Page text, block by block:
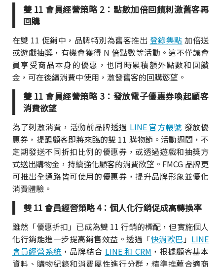
雙 11 會員經營策略 2：點數加倍回饋刺激舊客再
回購
在雙 11 促銷中，品牌特別為舊客推出 登錄集點 加倍送
或遊戲抽獎，有機會獲得 N 倍點數等活動。這不僅讓會
員享受商品本身的優惠，也同時累積額外點數和回饋
金，可在後續消費中使用，激發舊客的回購慾望。
雙 11 會員經營策略 3：發放電子優惠券喚起顧客
消費欲望
為了刺激消費，活動前品牌透過 LINE 官方帳號 發放優
惠券，提醒顧客即將來臨的雙 11 購物節。活動週間，不
定期發送不同折扣比例的優惠券，或透過遊戲和抽獎方
式送出購物金，持續強化顧客的消費欲望。FMCG 品牌更
可推出全通路皆可使用的優惠券，提升品牌形象並優化
消費體驗。
雙 11 會員經營策略 4：個人化行銷促成高轉換率
雖然「優惠折扣」已成為雙 11 行銷的標配，但實施個人
化行銷能進一步提高銷售效益。透過「快消歐巴」 LINE
會員經營系統 ，品牌結合 LINE 和 CRM ，根據顧客基本
資料、購物紀錄和消費屬性進行分群，精準推薦合適商